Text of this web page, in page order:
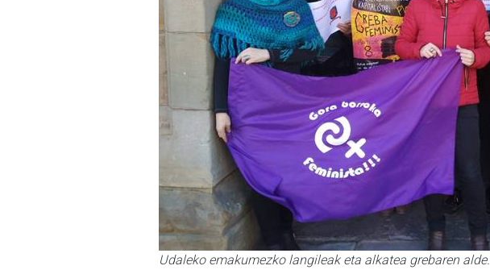
Udaleko emakumezko langileak eta alkatea grebaren alde.